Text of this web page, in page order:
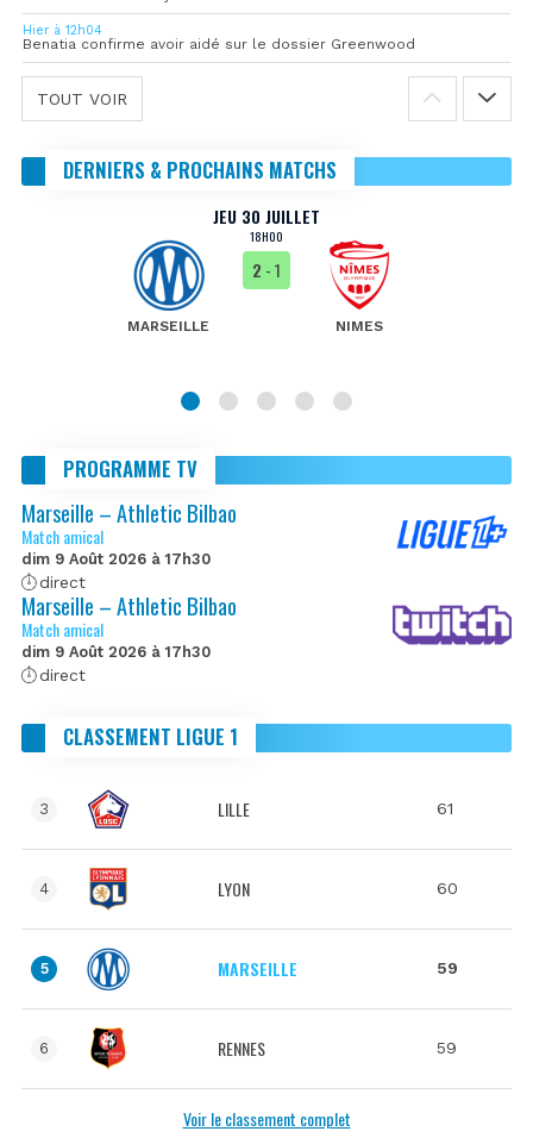
Hier à 12h04
Benatia confirme avoir aidé sur le dossier Greenwood
TOUT VOIR
DERNIERS & PROCHAINS MATCHS
JEU 30 JUILLET
18H00
MARSEILLE
2 - 1
NIMES
PROGRAMME TV
Marseille – Athletic Bilbao
Match amical
dim 9 Août 2026 à 17h30
direct
Marseille – Athletic Bilbao
Match amical
dim 9 Août 2026 à 17h30
direct
CLASSEMENT LIGUE 1
3 LILLE 61
4 LYON 60
5 MARSEILLE 59
6 RENNES 59
Voir le classement complet